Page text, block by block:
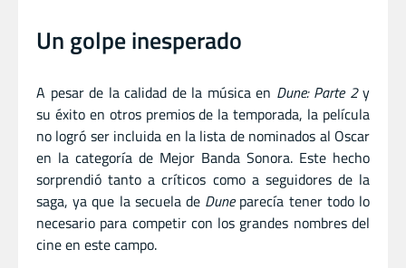
Un golpe inesperado
A pesar de la calidad de la música en Dune: Parte 2y
su éxito en otros premios de la temporada, la película
no logró ser incluida en la lista de nominados al Oscar
en la categoría de Mejor Banda Sonora. Este hecho
sorprendió tanto a críticos como a seguidores de la
saga, ya que la secuela de Duneparecía tener todo lo
necesario para competir con los grandes nombres del
cine en este campo.